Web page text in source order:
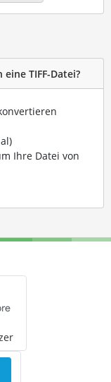
TIFF-Datei?
Ihre Datei von